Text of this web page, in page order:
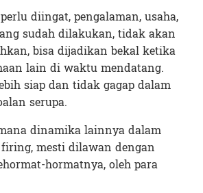
diingat, pengalaman, usaha,
sudah dilakukan, tidak akan
bisa dijadikan bekal ketika
lain di waktu mendatang.
siap dan tidak gagap dalam
serupa.
dinamika lainnya dalam
mesti dilawan dengan
hormatnya, oleh para